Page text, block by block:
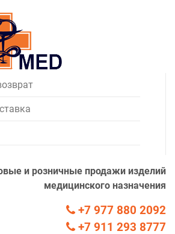
и розничные продажи изделий
медицинского назначения
+7 977 880 2092
+7 911 293 8777